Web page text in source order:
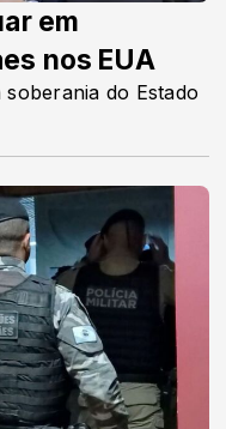
em
nos EUA
do Estado